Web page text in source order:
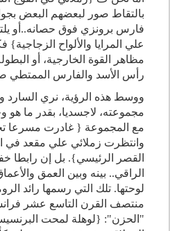
بالتقاط صور لبعضهم البعض
فارس برونزي فوق حصانه..أو
علي المرايا والألواح الزجاجية}
مظاهر القوة الخارجية، أو
رأس الأسد والفارس الممتطي
ووسط هذه الرؤية، نري السارد
مجموعته، لاجسديا، بقدر ما هو
مع المجموعة { غادرت مسرعا
وانتظرت زملائي علي مقعد في
القصر الرئيسي}. بل إن رابطا
الراقي.. بينه وبين العمق
لوحتها. تلك التي رسمها رائد
منتصف القرن التاسع عشر
"الحزن": {لوهلة لمحت